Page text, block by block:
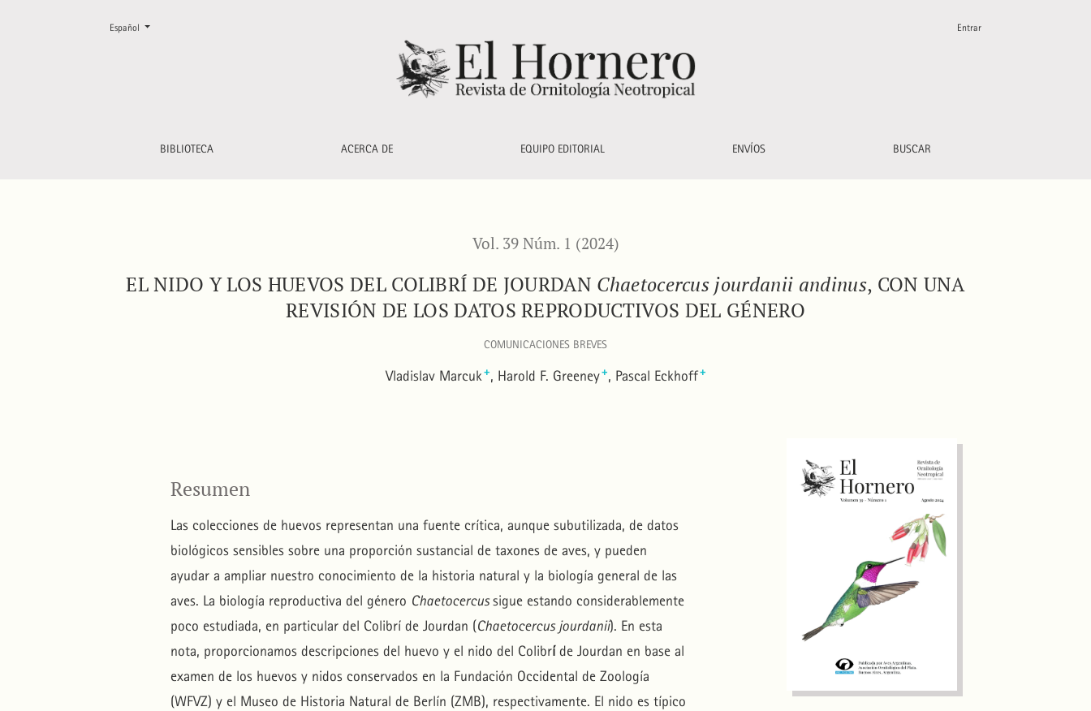
El nido y los huevos del Colibrí de Jourdan <i>Chaetocercus jourdanii andinus</i>, con una revisión de los datos reproductivos del género
BIBLIOTECA ACERCA DE EQUIPO EDITORIAL ENVÍOS BUSCAR
Entrar
Cambiar el idioma. El actual es:
Español
Vol. 39 Núm. 1 (2024)
EL NIDO Y LOS HUEVOS DEL COLIBRÍ DE JOURDAN Chaetocercus jourdanii andinus, CON UNA
REVISIÓN DE LOS DATOS REPRODUCTIVOS DEL GÉNERO
COMUNICACIONES BREVES
Vladislav Marcuk+ Harold F. Greeney+ Pascal Eckhoff+
Resumen
Las colecciones de huevos representan una fuente crítica, aunque subutilizada, de datos
biológicos sensibles sobre una proporción sustancial de taxones de aves, y pueden
ayudar a ampliar nuestro conocimiento de la historia natural y la biología general de las
aves. La biología reproductiva del género Chaetocercussigue estando considerablemente
poco estudiada, en particular del Colibrí de Jourdan (Chaetocercus jourdanii). En esta
nota, proporcionamos descripciones del huevo y el nido del Colibríde Jourdan en base al
examen de los huevos y nidos conservados en la Fundación Occidental de Zoología
(WFVZ) y el Museo de Historia Natural de Berlín (ZMB), respectivamente. El nido es típico